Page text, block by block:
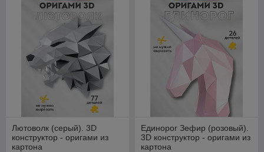
Лютоволк (серый). 3D
конструктор - оригами из
картона
Единорог Зефир (розовый).
3D конструктор - оригами из
картона